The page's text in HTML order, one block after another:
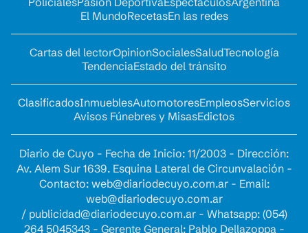
El MundoRecetasEn las redes
Cartas del lectorOpinionSocialesSaludTecnología
TendenciaEstado del tránsito
ClasificadosInmueblesAutomotoresEmpleosServicios
Avisos Fúnebres y MisasEdictos
Diario de Cuyo - Fecha de Inicio: 11/2003 - Dirección:
Av. Alem Sur 1639. Esquina Lateral de Circunvalación -
Contacto: web@diariodecuyo.com.ar- Email:
web@diariodecuyo.com.ar
/ publicidad@diariodecuyo.com.ar- Whatsapp: (054)
264 5045343 - Gerente General: Pablo Dellazoppa -